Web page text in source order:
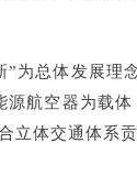
为总体发展理
航空器为载
立体交通体系贡